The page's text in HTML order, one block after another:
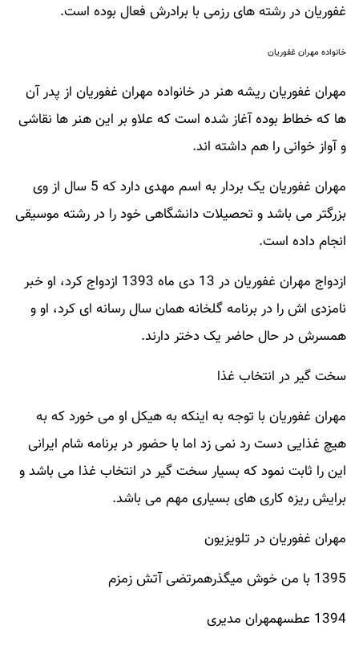
غفوریان در رشته های رزمی با برادرش فعال بوده است.
خانواده مهران غفوریان
مهران غفوریان ریشه هنر در خانواده مهران غفوریان از پدر آن
ها که خطاط بوده آغاز شده است که علاو بر این هنر ها نقاشی
و آواز خوانی را هم داشته اند.
مهران غفوریان یک بردار به اسم مهدی دارد که 5 سال از وی
بزرگتر می باشد و تحصیلات دانشگاهی خود را در رشته موسیقی
انجام داده است.
ازدواج مهران غفوریان در 13 دی ماه 1393 ازدواج کرد، او خبر
نامزدی اش را در برنامه گلخانه همان سال رسانه ای کرد، او و
همسرش در حال حاضر یک دختر دارند.
سخت گیر در انتخاب غذا
مهران غفوریان با توجه به اینکه به هیکل او می خورد که به
هیچ غذایی دست رد نمی زد اما با حضور در برنامه شام ایرانی
این را ثابت نمود که بسیار سخت گیر در انتخاب غذا می باشد و
برایش ریزه کاری های بسیاری مهم می باشد.
مهران غفوریان در تلویزیون
1395 با من خوش میگذرهمرتضی آتش زمزم
1394 عطسهمهران مدیری